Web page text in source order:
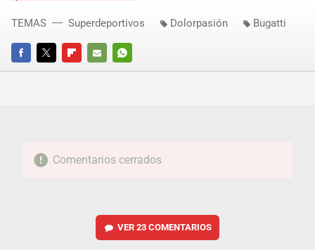
FACEBOOKTWITTERFLIPBOARD
E-
WHATSAPP
TEMAS Superdeportivos Dolorpasión Bugatti
Comentarios cerrados
VER 23 COMENTARIOS